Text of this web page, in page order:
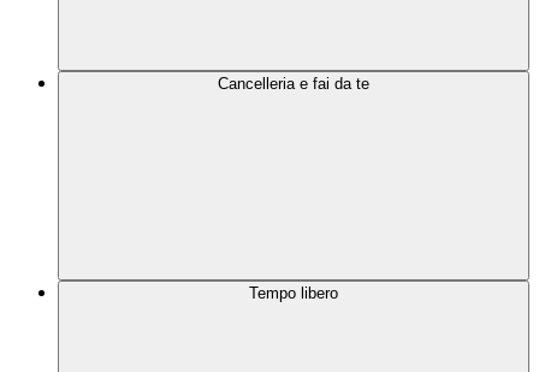
Cancelleria e fai da te
Tempo libero